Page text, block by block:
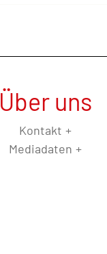
Über uns
Kontakt
Mediadaten